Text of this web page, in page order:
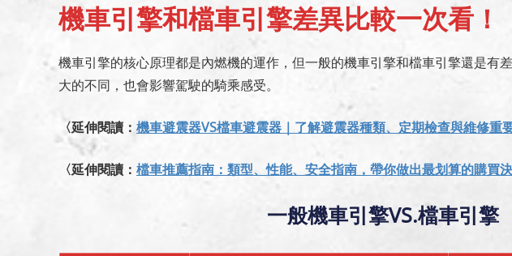
機車引擎和檔車引擎差異比較一次看！
機車引擎的核心原理都是內燃機的運作，但一般的機車引擎和檔車引擎還是有
大的不同，也會影響駕駛的騎乘感受。
〈延伸閱讀： 機車避震器VS檔車避震器｜了解避震器種類、定期檢查與維修重
〈延伸閱讀： 檔車推薦指南：類型、性能、安全指南，帶你做出最划算的購買決
一般機車引擎VS.檔車引擎